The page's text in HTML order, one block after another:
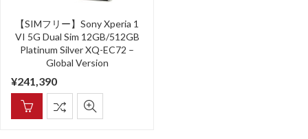
【SIMフリー】Sony Xperia 1
VI 5G Dual Sim 12GB/512GB
Platinum Silver XQ-EC72 –
Global Version
¥241,390